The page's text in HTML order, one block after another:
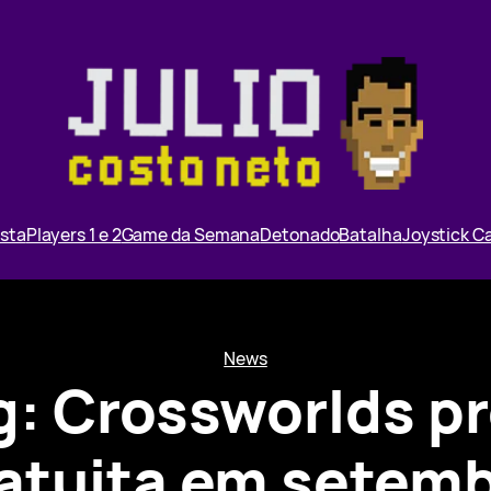
Players 1 e 2Game da SemanaDetonadoBatalhaJoystick
News
Crossworlds